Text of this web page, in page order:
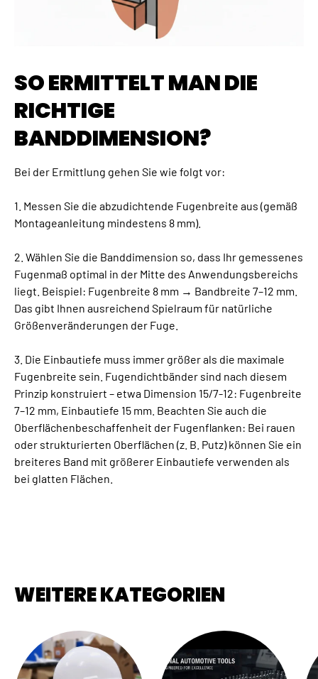
SO ERMITTELT MAN DIE
RICHTIGE
BANDDIMENSION?
Bei der Ermittlung gehen Sie wie folgt vor:
1. Messen Sie die abzudichtende Fugenbreite aus (gemäß
Montageanleitung mindestens 8 mm).
2. Wählen Sie die Banddimension so, dass Ihr gemessenes
Fugenmaß optimal in der Mitte des Anwendungsbereichs
liegt. Beispiel: Fugenbreite 8 mm → Bandbreite 7–12 mm.
Das gibt Ihnen ausreichend Spielraum für natürliche
Größenveränderungen der Fuge.
3. Die Einbautiefe muss immer größer als die maximale
Fugenbreite sein. Fugendichtbänder sind nach diesem
Prinzip konstruiert – etwa Dimension 15/7-12: Fugenbreite
7–12 mm, Einbautiefe 15 mm. Beachten Sie auch die
Oberflächenbeschaffenheit der Fugenflanken: Bei rauen
oder strukturierten Oberflächen (z. B. Putz) können Sie ein
breiteres Band mit größerer Einbautiefe verwenden als
bei glatten Flächen.
WEITERE KATEGORIEN